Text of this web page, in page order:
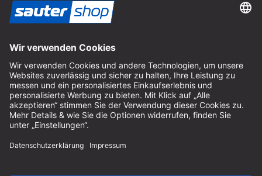
Impressum
AGB
Datenschutz
Cookie-Einstellungen
© 2026 sauter GmbH